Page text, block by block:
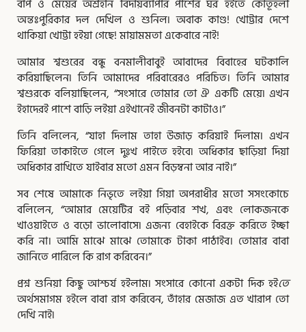
বাপ ও মেয়ের অশ্রহীন বিদায়ব্যাপার পাশের ঘর হইতে কৌতূহলী
অন্তঃপুরিকার দল দেখিল ও শুনিল৷ অবাক কাণ্ড! খােট্টার দেশে
থাকিয়া খােট্টা হইয়া গেছে! মায়ামমতা একেবারে নাই!
আমার শ্বশুরের বন্ধু বনমালীবাবুই আবাদের বিবাহের ঘটকালি
করিয়াছিলেন৷ তিনি আমাদের পরিবারেরও পরিচিত। তিনি আমার
শ্বশুরকে বলিয়াছিলেন, “সংসারে তােমার তাে ঐ একটি মেয়ে৷ এখন
ইহাদেরই পাশে বাড়ি লইয়া এইখানেই জীবনটা কাটাও।”
তিনি বলিলেন, “যাহা দিলাম তাহা উজাড় করিয়াই দিলাম৷ এখন
ফিরিয়া তাকাইতে গেলে দুঃখ পাইতে হইবে৷ অধিকার ছাড়িয়া দিয়া
অধিকার রাখিতে যাইবার মতাে এমন বিড়ম্বনা আর নাই।”
সব শেষে আমাকে নিভৃতে লইয়া গিয়া অপরাধীর মতাে সসংকোচে
বলিলেন, “আমার মেয়েটির বই পড়িবার শখ, এবং লােকজনকে
খাওয়াইতে ও বড়াে ভালােবাসে৷ এজন্য বেহাইকে বিরক্ত করিতে ইচ্ছা
করি না। আমি মাঝে মাঝে তােমাকে টাকা পাঠাইব। তােমার বাবা
জানিতে পারিলে কি রাগ করিবেন।”
প্রশ্ন শুনিয়া কিছু আশ্চর্য হইলাম৷ সংসারে কোনাে একটা দিক হইতে
অর্থসমাগম হইলে বাবা রাগ করিবেন, তাঁহার মেজাজ এত খারাপ তাে
দেখি নাই৷